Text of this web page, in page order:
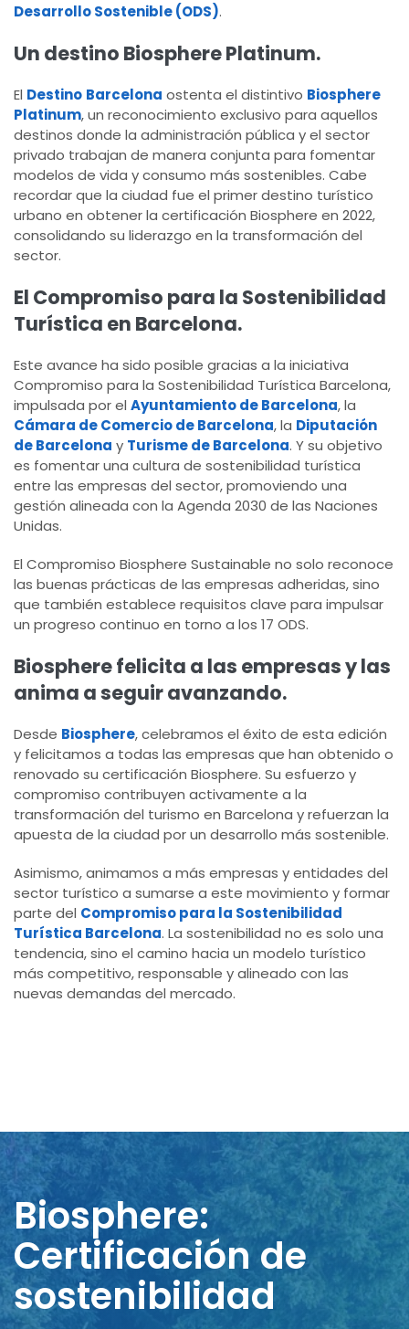
Desarrollo Sostenible (ODS).
Un destino Biosphere Platinum.
El Destino Barcelona ostenta el distintivo Biosphere
Platinum, un reconocimiento exclusivo para aquellos
destinos donde la administración pública y el sector
privado trabajan de manera conjunta para fomentar
modelos de vida y consumo más sostenibles. Cabe
recordar que la ciudad fue el primer destino turístico
urbano en obtener la certificación Biosphere en 2022,
consolidando su liderazgo en la transformación del
sector.
El Compromiso para la Sostenibilidad
Turística en Barcelona.
Este avance ha sido posible gracias a la iniciativa
Compromiso para la Sostenibilidad Turística Barcelona,
impulsada por el Ayuntamiento de Barcelona, la
Cámara de Comercio de Barcelona, la Diputación
de Barcelona y Turisme de Barcelona. Y su objetivo
es fomentar una cultura de sostenibilidad turística
entre las empresas del sector, promoviendo una
gestión alineada con la Agenda 2030 de las Naciones
Unidas.
El Compromiso Biosphere Sustainable no solo reconoce
las buenas prácticas de las empresas adheridas, sino
que también establece requisitos clave para impulsar
un progreso continuo en torno a los 17 ODS.
Biosphere felicita a las empresas y las
anima a seguir avanzando.
Desde Biosphere, celebramos el éxito de esta edición
y felicitamos a todas las empresas que han obtenido o
renovado su certificación Biosphere. Su esfuerzo y
compromiso contribuyen activamente a la
transformación del turismo en Barcelona y refuerzan la
apuesta de la ciudad por un desarrollo más sostenible.
Asimismo, animamos a más empresas y entidades del
sector turístico a sumarse a este movimiento y formar
parte del Compromiso para la Sostenibilidad
Turística Barcelona. La sostenibilidad no es solo una
tendencia, sino el camino hacia un modelo turístico
más competitivo, responsable y alineado con las
nuevas demandas del mercado.
Biosphere:
Certificación de
sostenibilidad